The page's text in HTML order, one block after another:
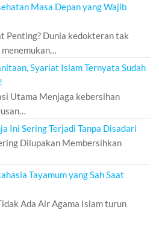
Masa Depan yang Wajib
Penting? Dunia kedokteran tak
Syariat Islam Ternyata Sudah
Utama Menjaga kebersihan
Ini Sering Terjadi Tanpa Disadari
Dilupakan Membersihkan
Tayamum yang Sah Saat
Ada Air Agama Islam turun